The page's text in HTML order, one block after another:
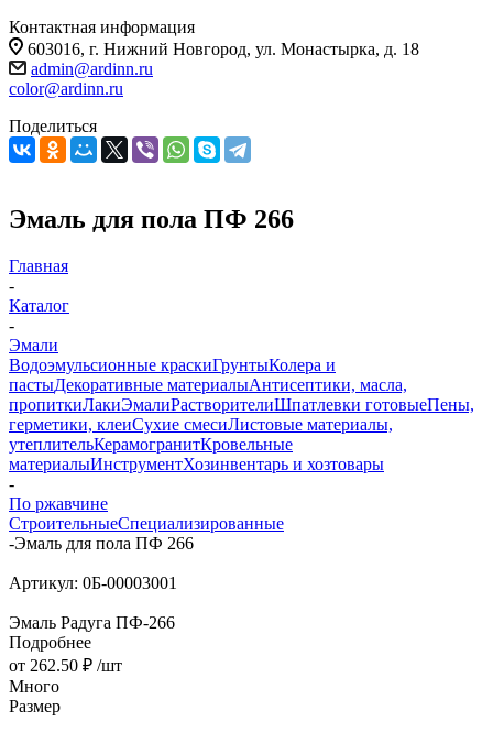
Контактная информация
603016, г. Нижний Новгород, ул. Монастырка, д. 18
admin@ardinn.ru
color@ardinn.ru
Поделиться
Эмаль для пола ПФ 266
Главная
-
Каталог
-
Эмали
Водоэмульсионные краскиГрунтыКолера и
пастыДекоративные материалыАнтисептики, масла,
пропиткиЛакиЭмалиРастворителиШпатлевки готовыеПены,
герметики, клеиСухие смесиЛистовые материалы,
утеплительКерамогранитКровельные
материалыИнструментХозинвентарь и хозтовары
-
По ржавчине
СтроительныеСпециализированные
-Эмаль для пола ПФ 266
Артикул: 0Б-00003001
Эмаль Радуга ПФ-266
Подробнее
от 262.50 ₽ /шт
Много
Размер